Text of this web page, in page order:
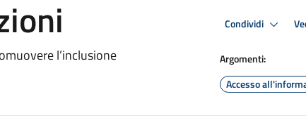
l’inclusione
Condividi
Argomenti:
Accesso